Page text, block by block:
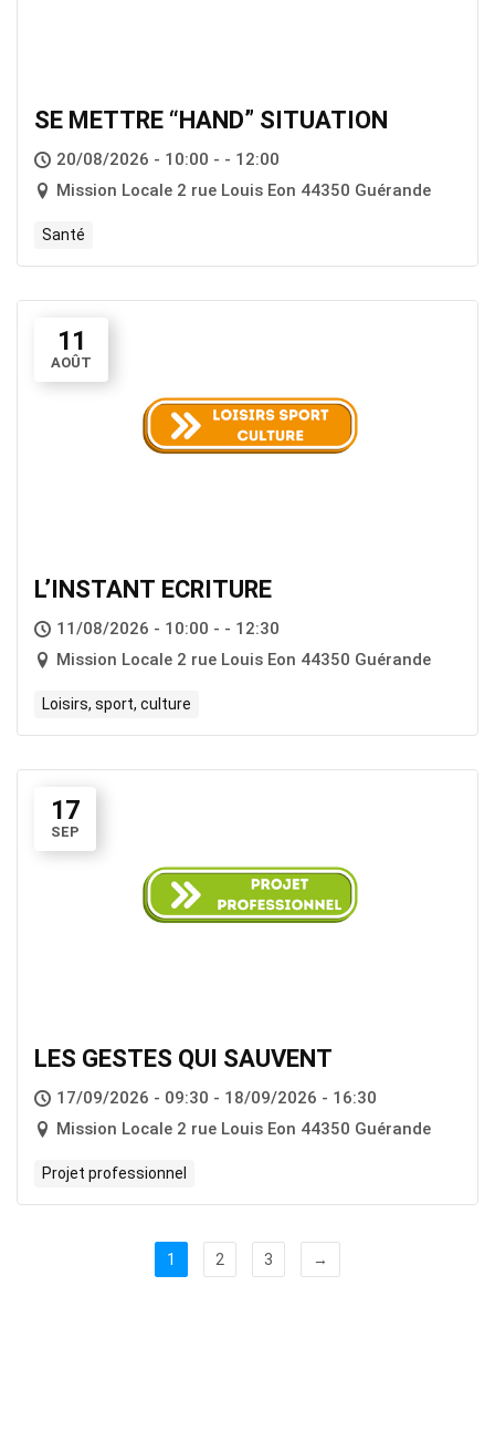
SE METTRE “HAND” SITUATION
20/08/2026 - 10:00 - - 12:00
Mission Locale 2 rue Louis Eon 44350 Guérande
Santé
11
AOÛT
L’INSTANT ECRITURE
11/08/2026 - 10:00 - - 12:30
Mission Locale 2 rue Louis Eon 44350 Guérande
Loisirs, sport, culture
17
SEP
LES GESTES QUI SAUVENT
17/09/2026 - 09:30 - 18/09/2026 - 16:30
Mission Locale 2 rue Louis Eon 44350 Guérande
Projet professionnel
1 2 3 →